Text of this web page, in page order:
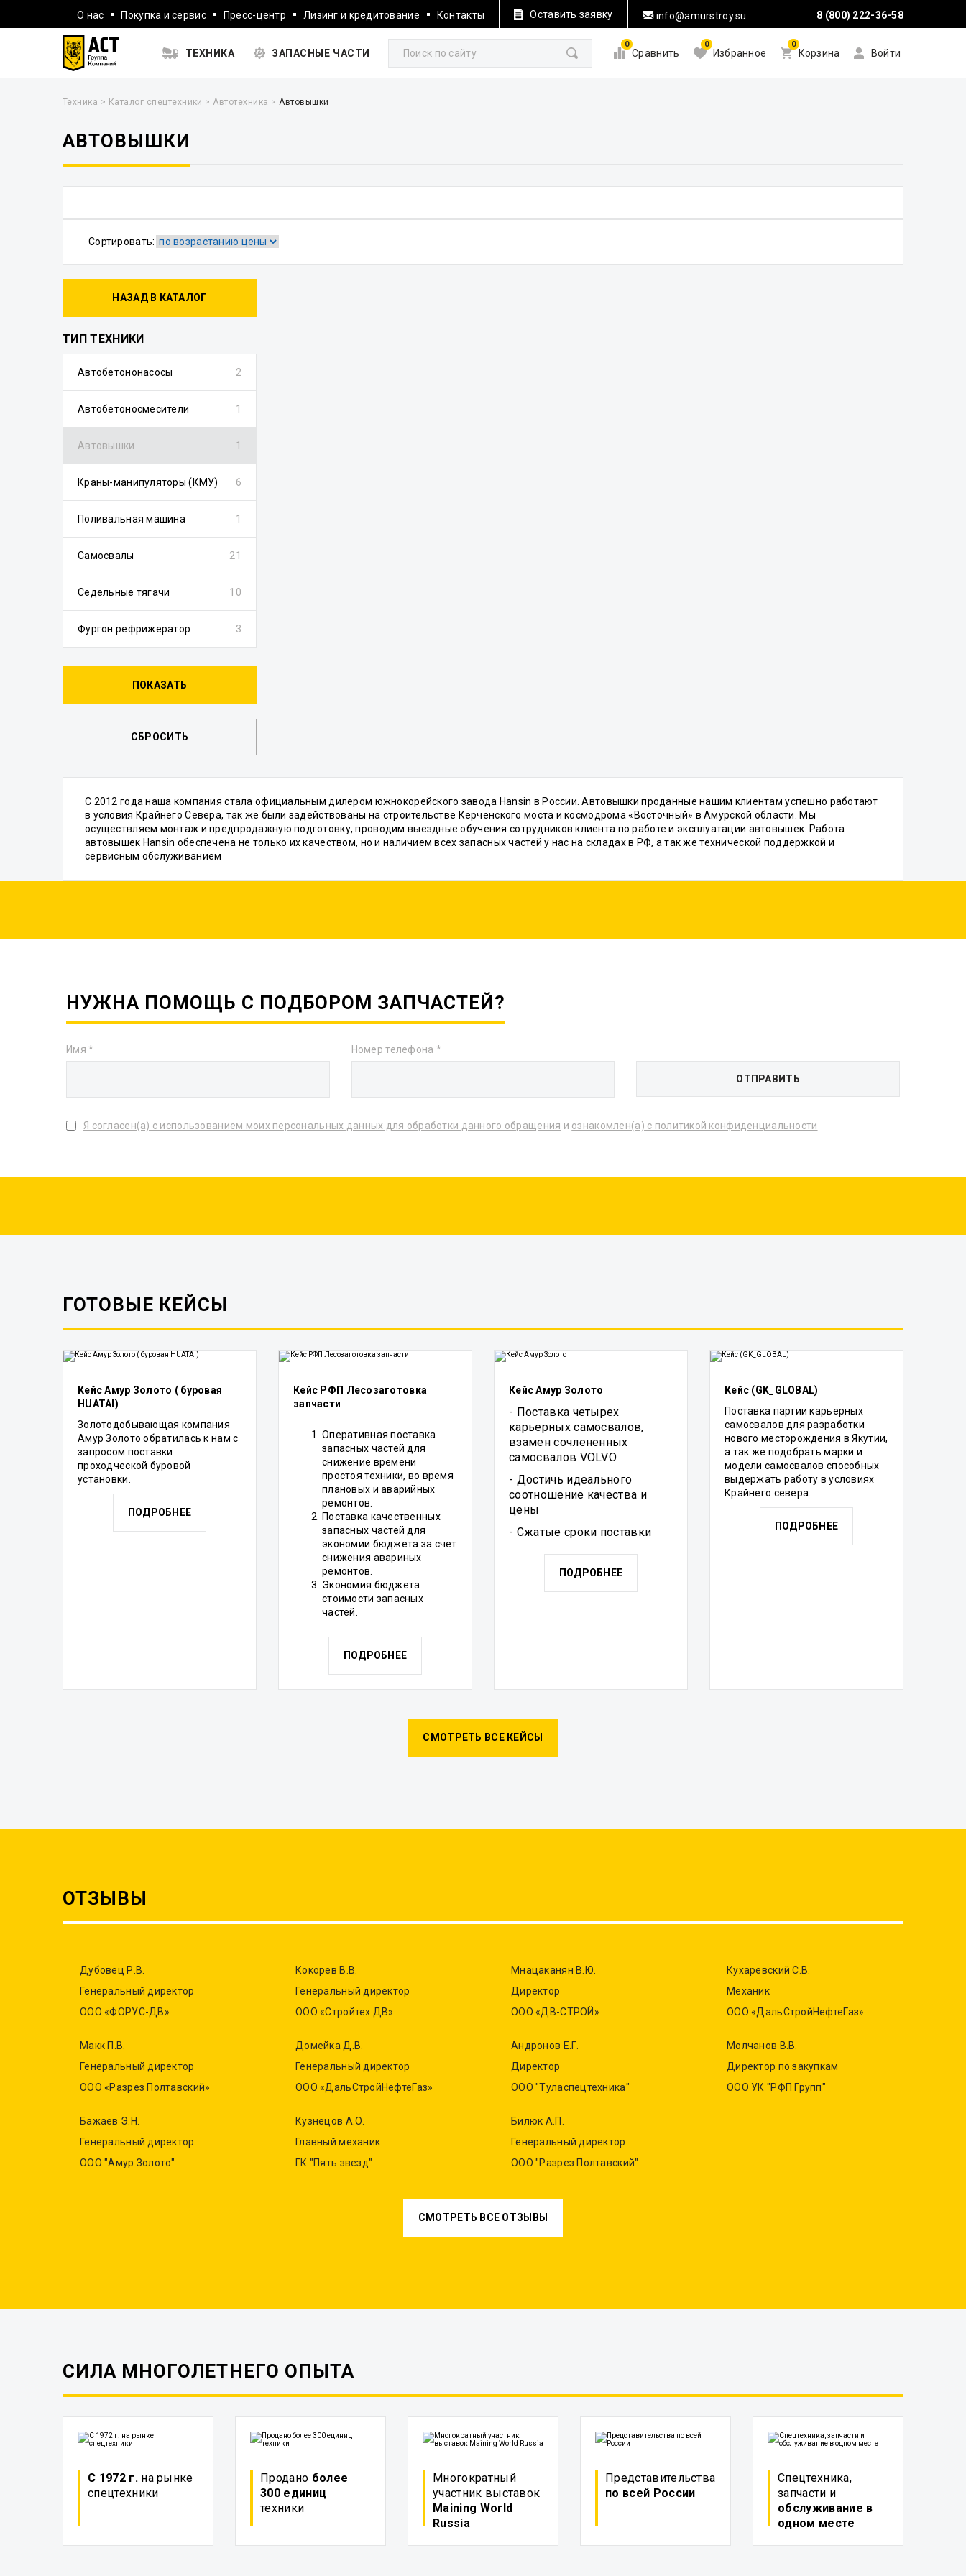
О нас Покупка и сервис Пресс-центр Лизинг и кредитование Контакты Оставить заявку info@amurstroy.su 8 (800) 222-36-58
ТЕХНИКА ЗАПАСНЫЕ ЧАСТИ
0
Сравнить
0
Избранное
0
Корзина Войти
Техника > Каталог спецтехники > Автотехника >Автовышки
АВТОВЫШКИ
Сортировать:
НАЗАД В КАТАЛОГ
ТИП ТЕХНИКИ
Автобетононасосы 2
Автобетоносмесители 1
Автовышки 1
Краны-манипуляторы (КМУ) 6
Поливальная машина 1
Самосвалы 21
Седельные тягачи 10
Фургон рефрижератор 3
С 2012 года наша компания стала официальным дилером южнокорейского завода Hansin в России. Автовышки проданные нашим клиентам успешно работают
в условия Крайнего Севера, так же были задействованы на строительстве Керченского моста и космодрома «Восточный» в Амурской области. Мы
осуществляем монтаж и предпродажную подготовку, проводим выездные обучения сотрудников клиента по работе и эксплуатации автовышек. Работа
автовышек Hansin обеспечена не только их качеством, но и наличием всех запасных частей у нас на складах в РФ, а так же технической поддержкой и
сервисным обслуживанием
НУЖНА ПОМОЩЬ С ПОДБОРОМ ЗАПЧАСТЕЙ?
Имя Номер телефона
Я согласен(а) с использованием моих персональных данных для обработки данного обращения и ознакомлен(а) с политикой конфиденциальности
ГОТОВЫЕ КЕЙСЫ
Кейс Амур Золото ( буровая
HUATAI)
Золотодобывающая компания
Амур Золото обратилась к нам с
запросом поставки
проходческой буровой
установки.
ПОДРОБНЕЕ
Кейс РФП Лесозаготовка
запчасти
Оперативная поставка
запасных частей для
снижение времени
простоя техники, во время
плановых и аварийных
ремонтов.
Поставка качественных
запасных частей для
экономии бюджета за счет
снижения авариных
ремонтов.
Экономия бюджета
стоимости запасных
частей.
ПОДРОБНЕЕ
Кейс Амур Золото
- Поставка четырех
карьерных самосвалов,
взамен сочлененных
самосвалов VOLVO
- Достичь идеального
соотношение качества и
цены
- Сжатые сроки поставки
ПОДРОБНЕЕ
Кейс (GK_GLOBAL)
Поставка партии карьерных
самосвалов для разработки
нового месторождения в Якутии,
а так же подобрать марки и
модели самосвалов способных
выдержать работу в условиях
Крайнего севера.
ПОДРОБНЕЕ
СМОТРЕТЬ ВСЕ КЕЙСЫ
ОТЗЫВЫ
Дубовец Р.В.
Генеральный директор
ООО «ФОРУС-ДВ»
Кокорев В.В.
Генеральный директор
ООО «Стройтех ДВ»
Мнацаканян В.Ю.
Директор
ООО «ДВ-СТРОЙ»
Кухаревский С.В.
Механик
ООО «ДальСтройНефтеГаз»
Макк П.В.
Генеральный директор
ООО «Разрез Полтавский»
Домейка Д.В.
Генеральный директор
ООО «ДальСтройНефтеГаз»
Андронов Е.Г.
Директор
ООО "Туласпецтехника"
Молчанов В.В.
Директор по закупкам
ООО УК "РФП Групп"
Бажаев Э.Н.
Генеральный директор
ООО "Амур Золото"
Кузнецов А.О.
Главный механик
ГК "Пять звезд"
Билюк А.П.
Генеральный директор
ООО "Разрез Полтавский"
СМОТРЕТЬ ВСЕ ОТЗЫВЫ
СИЛА МНОГОЛЕТНЕГО ОПЫТА
С 1972 г.на рынке
спецтехники
Продано более
300 единиц
техники
Многократный
участник выставок
Maining World
Russia
Представительства
по всей России
Спецтехника,
запчасти и
обслуживание в
одном месте